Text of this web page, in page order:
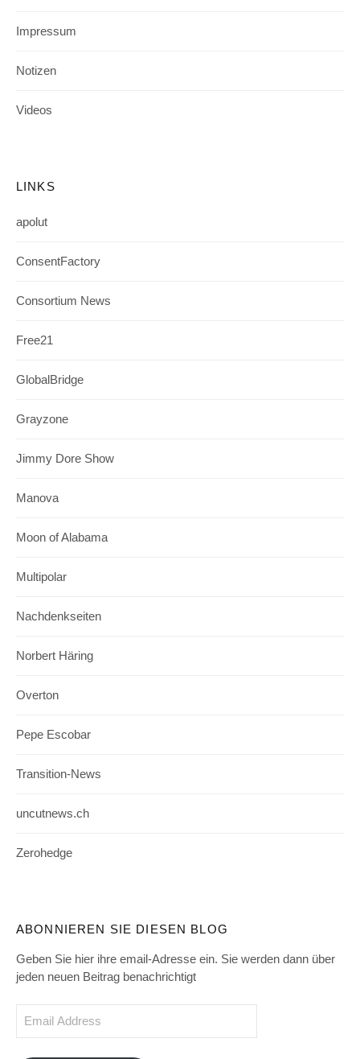
Impressum
Notizen
Videos
LINKS
apolut
ConsentFactory
Consortium News
Free21
GlobalBridge
Grayzone
Jimmy Dore Show
Manova
Moon of Alabama
Multipolar
Nachdenkseiten
Norbert Häring
Overton
Pepe Escobar
Transition-News
uncutnews.ch
Zerohedge
ABONNIEREN SIE DIESEN BLOG
Geben Sie hier ihre email-Adresse ein. Sie werden dann über
jeden neuen Beitrag benachrichtigt